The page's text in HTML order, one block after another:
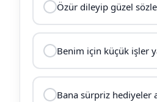
Özür dileyip güzel
Benim için küçük işler
Bana sürpriz hediyeler